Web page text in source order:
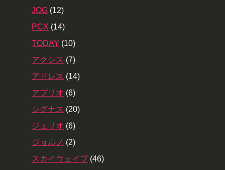
JOG (12)
PCX (14)
TODAY (10)
アクシス (7)
アドレス (14)
アプリオ (6)
シグナス (20)
ジュリオ (6)
ジョルノ (2)
スカイウェイブ (46)